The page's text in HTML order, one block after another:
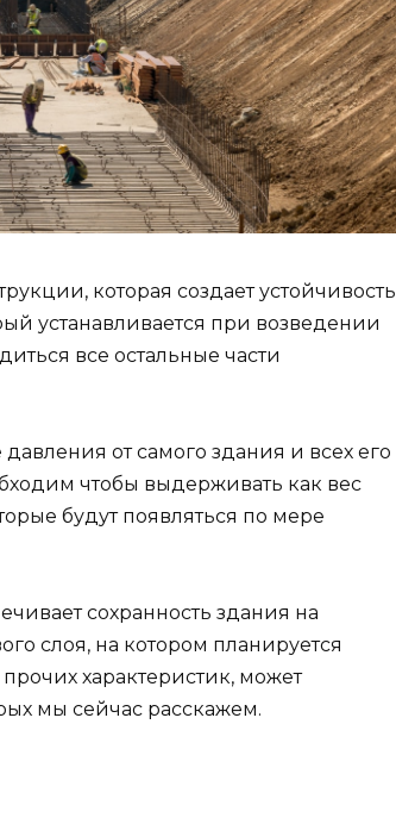
которая создает устойчивость
устанавливается при возведении
все остальные части
от самого здания и всех его
чтобы выдерживать как вес
будут появляться по мере
сохранность здания на
слоя, на котором планируется
характеристик, может
мы сейчас расскажем.